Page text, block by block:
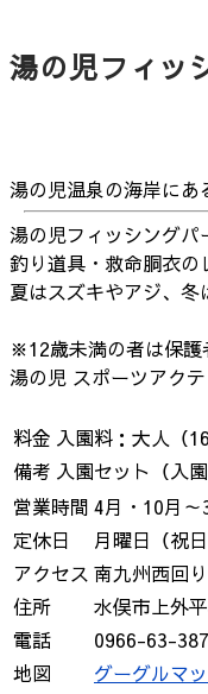
湯の児フィッ
湯の児温泉の海岸にあ
湯の児フィッシングパ
釣り道具・救命胴衣の
夏はスズキやアジ、冬
※12歳未満の者は保護
湯の児 スポーツアク
料金 入園料：大人（
備考 入園セット（入
営業時間 4月・10月
定休日
月曜日（祝
アクセス 南九州西回
住所
水俣市上外
電話
0966-63-
地図
グーグルマ